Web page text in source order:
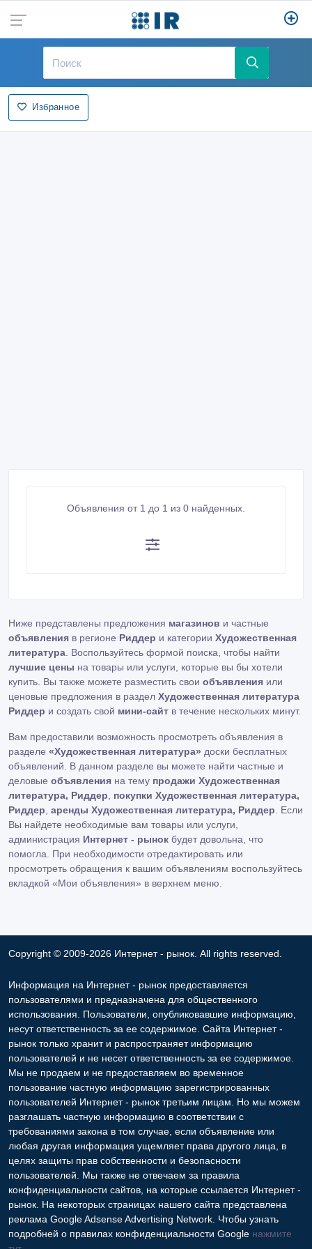
Избранное
Объявления от 1 до 1 из 0 найденных.
Ниже представлены предложения магазинов и частные
объявления в регионе Риддер и категории Художественная
литература . Воспользуйтесь формой поиска, чтобы найти
лучшие цены на товары или услуги, которые вы бы хотели
купить. Вы также можете разместить свои объявления или
ценовые предложения в раздел Художественная литература
Риддер и создать свой мини-сайт в течение нескольких минут.
Вам предоставили возможность просмотреть объявления в
разделе «Художественная литература» доски бесплатных
объявлений. В данном разделе вы можете найти частные и
деловые объявления на тему продажи Художественная
литература, Риддер
покупки Художественная литература,
Риддер аренды Художественная литература, Риддер . Если
Вы найдете необходимые вам товары или услуги,
администрация Интернет - рынок будет довольна, что
помогла. При необходимости отредактировать или
просмотреть обращения к вашим объявлениям воспользуйтесь
вкладкой «Мои объявления» в верхнем меню.
Copyright © 2009-2026 Интернет - рынок. All rights reserved.
Информация на Интернет - рынок предоставляется
пользователями и предназначена для общественного
использования. Пользователи, опубликовавшие информацию,
несут ответственность за ее содержимое. Сайта Интернет -
рынок только хранит и распространяет информацию
пользователей и не несет ответственность за ее содержимое.
Мы не продаем и не предоставляем во временное
пользование частную информацию зарегистрированных
пользователей Интернет - рынок третьим лицам. Но мы можем
разглашать частную информацию в соответствии с
требованиями закона в том случае, если объявление или
любая другая информация ущемляет права другого лица, в
целях защиты прав собственности и безопасности
пользователей. Мы также не отвечаем за правила
конфиденциальности сайтов, на которые ссылается Интернет -
рынок. На некоторых страницах нашего сайта представлена
реклама Google Adsense Advertising Network. Чтобы узнать
подробней о правилах конфиденциальности Google нажмите